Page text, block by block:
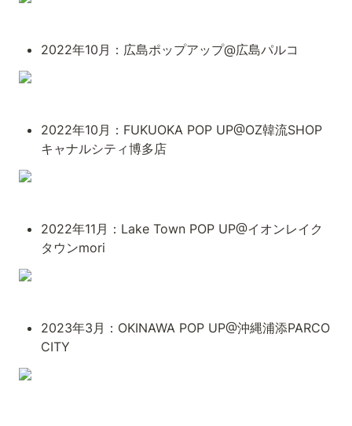
2022年10月：広島ポップアップ@広島パルコ
2022年10月：FUKUOKA POP UP@OZ韓流SHOP
キャナルシティ博多店
2022年11月：Lake Town POP UP@イオンレイク
タウンmori
2023年3月：OKINAWA POP UP@沖縄浦添PARCO
CITY